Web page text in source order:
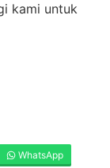
kami untuk
WhatsApp